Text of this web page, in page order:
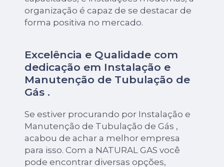
organização é capaz de se destacar de
forma positiva no mercado.
Excelência e Qualidade com
dedicação em Instalação e
Manutenção de Tubulação de
Gás .
Se estiver procurando por Instalação e
Manutenção de Tubulação de Gás ,
acabou de achar a melhor empresa
para isso. Com a NATURAL GAS você
pode encontrar diversas opções,